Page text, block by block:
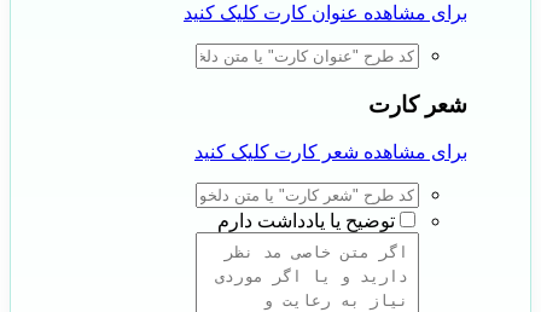
برای مشاهده عنوان کارت کلیک کنید
شعر کارت
برای مشاهده شعر کارت کلیک کنید
توضیح یا یادداشت دارم